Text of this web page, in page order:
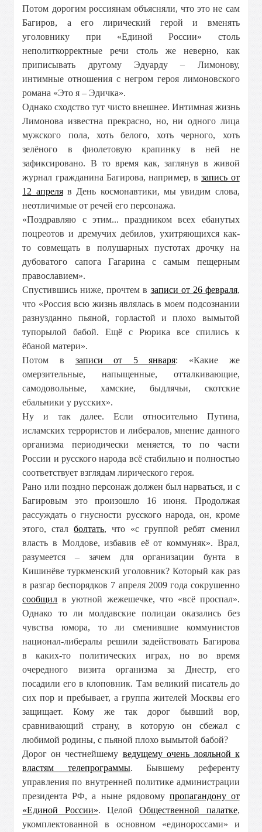
Потом дорогим россиянам объясняли, что это не сам
Багиров, а его лирический герой и вменять
уголовнику при «Единой России» столь
неполиткорректные речи столь же неверно, как
приписывать другому Эдуарду – Лимонову,
интимные отношения с негром героя лимоновского
романа «Это я – Эдичка».
Однако сходство тут чисто внешнее. Интимная жизнь
Лимонова известна прекрасно, но, ни одного лица
мужского пола, хоть белого, хоть черного, хоть
зелёного в фиолетовую крапинку в ней не
зафиксировано. В то время как, заглянув в живой
журнал гражданина Багирова, например, взапись от
12 апреляв День космонавтики, мы увидим слова,
неотличимые от речей его персонажа.
«Поздравляю с этим... праздником всех ебанутых
поцреотов и дремучих дебилов, ухитряющихся как-
то совмещать в полушарных пустотах дрочку на
дубоватого сапога Гагарина с самым пещерным
православием».
Спустившись ниже, прочтем в записи от 26 февраля,
что «Россия всю жизнь являлась в моем подсознании
разнузданно пьяной, горластой и плохо вымытой
тупорылой бабой. Ещё с Рюрика все спились к
ёбаной матери».
Потом в записи от 5 января: «Какие же
омерзительные, напыщенные, отталкивающие,
самодовольные, хамские, быдлячьи, скотские
ебальники у русских».
Ну и так далее. Если относительно Путина,
исламских террористов и либералов, мнение данного
организма периодически меняется, то по части
России и русского народа всё стабильно и полностью
соответствует взглядам лирического героя.
Рано или поздно персонаж должен был нарваться, и с
Багировым это произошло 16 июня. Продолжая
рассуждать о гнусности русского народа, он, кроме
этого, сталболтать, что «с группой ребят сменил
власть в Молдове, избавив её от коммуняк». Врал,
разумеется – зачем для организации бунта в
Кишинёве туркменский уголовник? Который как раз
в разгар беспорядков 7 апреля 2009 года сокрушенно
сообщил в уютной жежешечке, что «всё проспал».
Однако то ли молдавские полицаи оказались без
чувства юмора, то ли сменившие коммунистов
национал-либералы решили задействовать Багирова
в каких-то политических играх, но во время
очередного визита организма за Днестр, его
посадили его в клоповник. Там великий писатель до
сих пор и пребывает, а группа жителей Москвы его
защищает. Кому же так дорог бывший вор,
сравнивающий страну, в которую он сбежал с
любимой родины, с пьяной плохо вымытой бабой?
Дорог он честнейшему ведущему очень лояльной к
властям телепрограммы. Бывшему референту
управления по внутренней политике администрации
президента РФ, а ныне рядовому пропагандону от
«Единой России». ЦелойОбщественной палатке,
укомплектованной в основном «единороссами» и